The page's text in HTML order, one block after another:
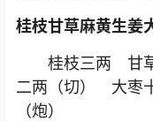
桂枝甘草麻黄生姜
桂枝三两 甘
二两（切） 大枣
（炮）